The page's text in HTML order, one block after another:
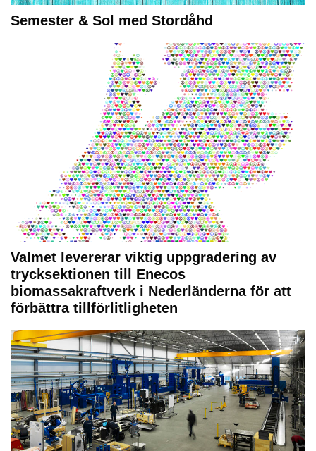
Semester & Sol med Stordåhd
Valmet levererar viktig uppgradering av
trycksektionen till Enecos
biomassakraftverk i Nederländerna för att
förbättra tillförlitligheten